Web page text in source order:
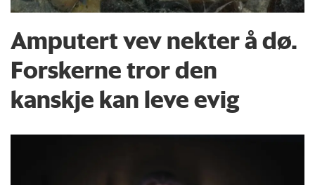
Amputert vev nekter å dø.
Forskerne tror den
kanskje kan leve evig